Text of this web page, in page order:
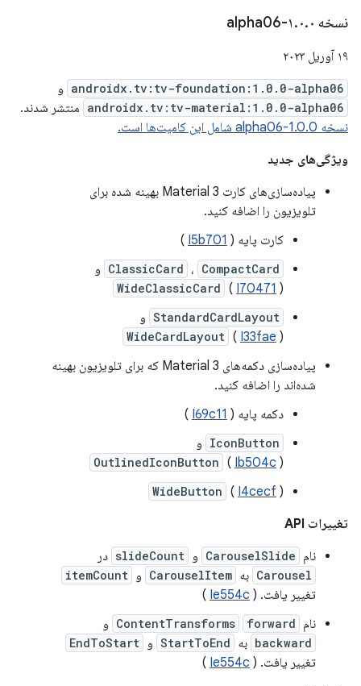
نسخه ۱ .۰.۰-alpha06
۱۹ آوریل ۲۰۲۳
androidx.tv:tv-foundation:1.0.0-alpha06 و
androidx.tv:tv-material:1.0.0-alpha06 منتشر شدند.
نسخه 1.0.0-alpha06 شامل این کامیت‌ها است.
ویژگی‌های جدید
پیاده‌سازی‌های کارت Material 3 بهینه شده برای
تلویزیون را اضافه کنید.
کارت پایه ( I5b701
)
ClassicCard ، CompactCard و
WideClassicCard ( I70471 )
StandardCardLayout و
WideCardLayout ( I33fae )
پیاده‌سازی دکمه‌های Material 3 که برای تلویزیون بهینه
شده‌اند را اضافه کنید.
دکمه پایه ( I69c11
)
IconButton و
OutlinedIconButton ( Ib504c )
WideButton ( I4cecf )
تغییرات API
نام CarouselSlide و slideCount در
Carousel به CarouselItem و itemCount
تغییر یافت. ( Ie554c
)
نام
ContentTransforms forward و
backward به StartToEnd و EndToStart
تغییر یافت. ( Ie554c
)